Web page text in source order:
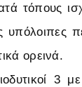
τόπους
υπόλοιπες
ορεινά.
3